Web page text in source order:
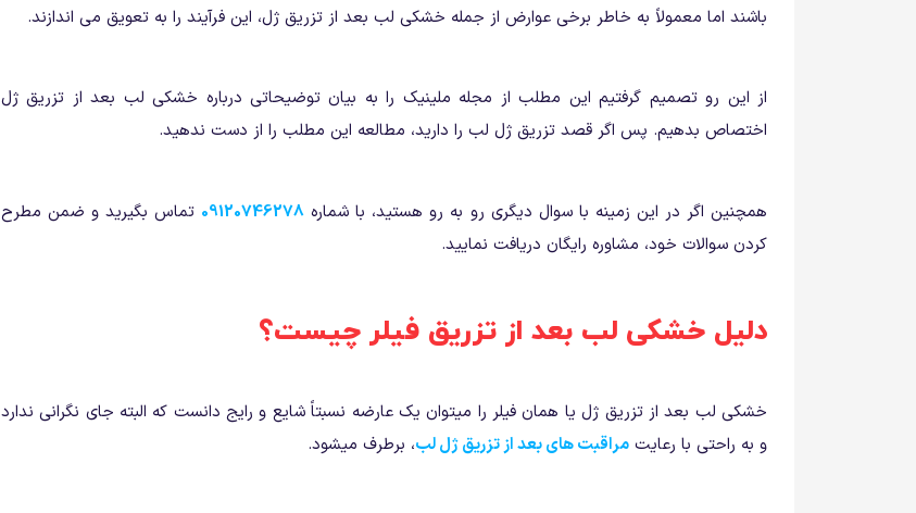
باشند اما معمولاً به خاطر برخی عوارض از جمله خشکی لب بعد از تزریق ژل، این فرآیند را به تعویق می اندازند.
از این رو تصمیم گرفتیم این مطلب از مجله ملینیک را به بیان توضیحاتی درباره خشکی لب بعد از تزریق ژل
اختصاص بدهیم. پس اگر قصد تزریق ژل لب را دارید، مطالعه این مطلب را از دست ندهید.
همچنین اگر در این زمینه با سوال دیگری رو به رو هستید، با شماره 09120746278 تماس بگیرید و ضمن مطرح
کردن سوالات خود، مشاوره رایگان دریافت نمایید.
دلیل خشکی لب بعد از تزریق فیلر چیست؟
خشکی لب بعد از تزریق ژل یا همان فیلر را میتوان یک عارضه نسبتاً شایع و رایج دانست که البته جای نگرانی ندارد
و به راحتی با رعایت مراقبت های بعد از تزریق ژل لب، برطرف میشود.